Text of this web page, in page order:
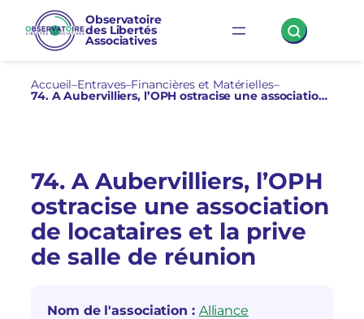
contenu
Observatoire
des Libertés
Associatives
Accueil–Entraves–Financières et Matérielles–
74. A Aubervilliers, l’OPH ostracise une association de locataires et la prive de salle de réunion
74. A Aubervilliers, l’OPH
ostracise une association
de locataires et la prive
de salle de réunion
Nom de l'association : Alliance